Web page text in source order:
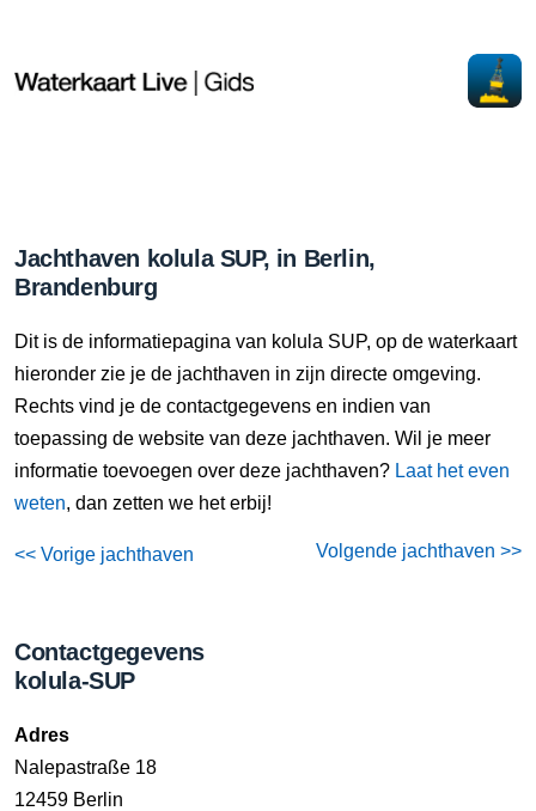
Jachthaven kolula SUP, in Berlin,
Brandenburg
Dit is de informatiepagina van kolula SUP, op de waterkaart
hieronder zie je de jachthaven in zijn directe omgeving.
Rechts vind je de contactgegevens en indien van
toepassing de website van deze jachthaven. Wil je meer
informatie toevoegen over deze jachthaven? Laat het even
weten, dan zetten we het erbij!
<< Vorige jachthaven Volgende jachthaven >>
Contactgegevens
kolula-SUP
Adres
Nalepastraße 18
12459 Berlin